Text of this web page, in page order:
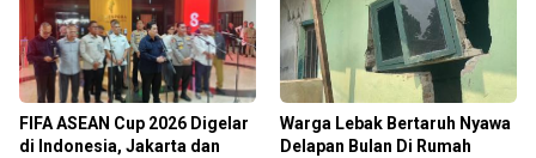
FIFA ASEAN Cup 2026 Digelar
di Indonesia, Jakarta dan
Warga Lebak Bertaruh Nyawa
Delapan Bulan Di Rumah